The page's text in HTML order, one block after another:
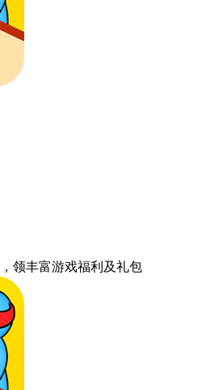
，领丰富游戏福利 及礼包